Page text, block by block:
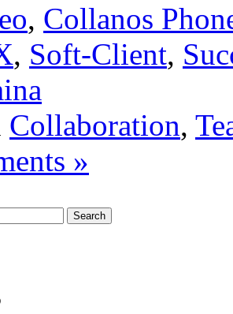
, Collanos
, Soft-Client,
Collaboration,
»